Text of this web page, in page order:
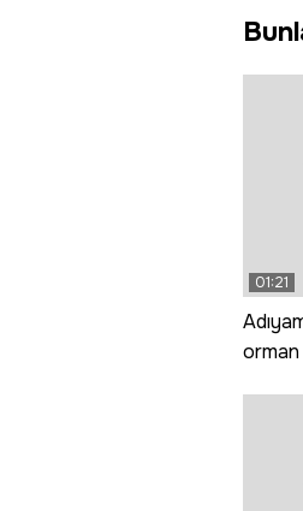
01:21
orman